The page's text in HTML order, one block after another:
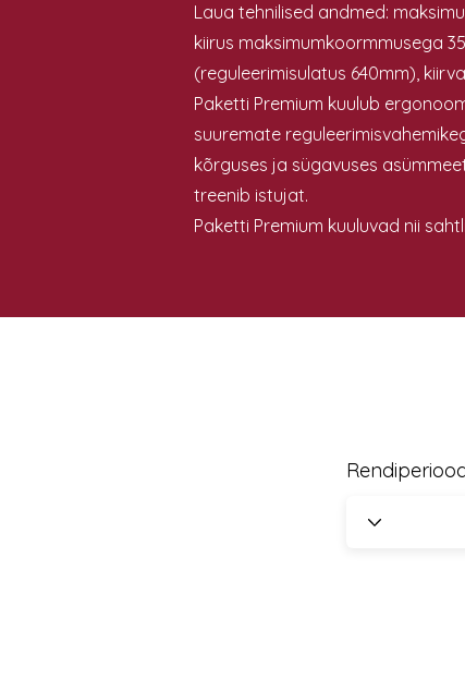
Laua tehnilised andmed:
kiirus maksimumkoormmusega
(reguleerimisulatus 640mm),
Paketti Premium kuulub
suuremate
kõrguses ja sügavuses
treenib istujat.
Paketti Premium kuuluvad nii